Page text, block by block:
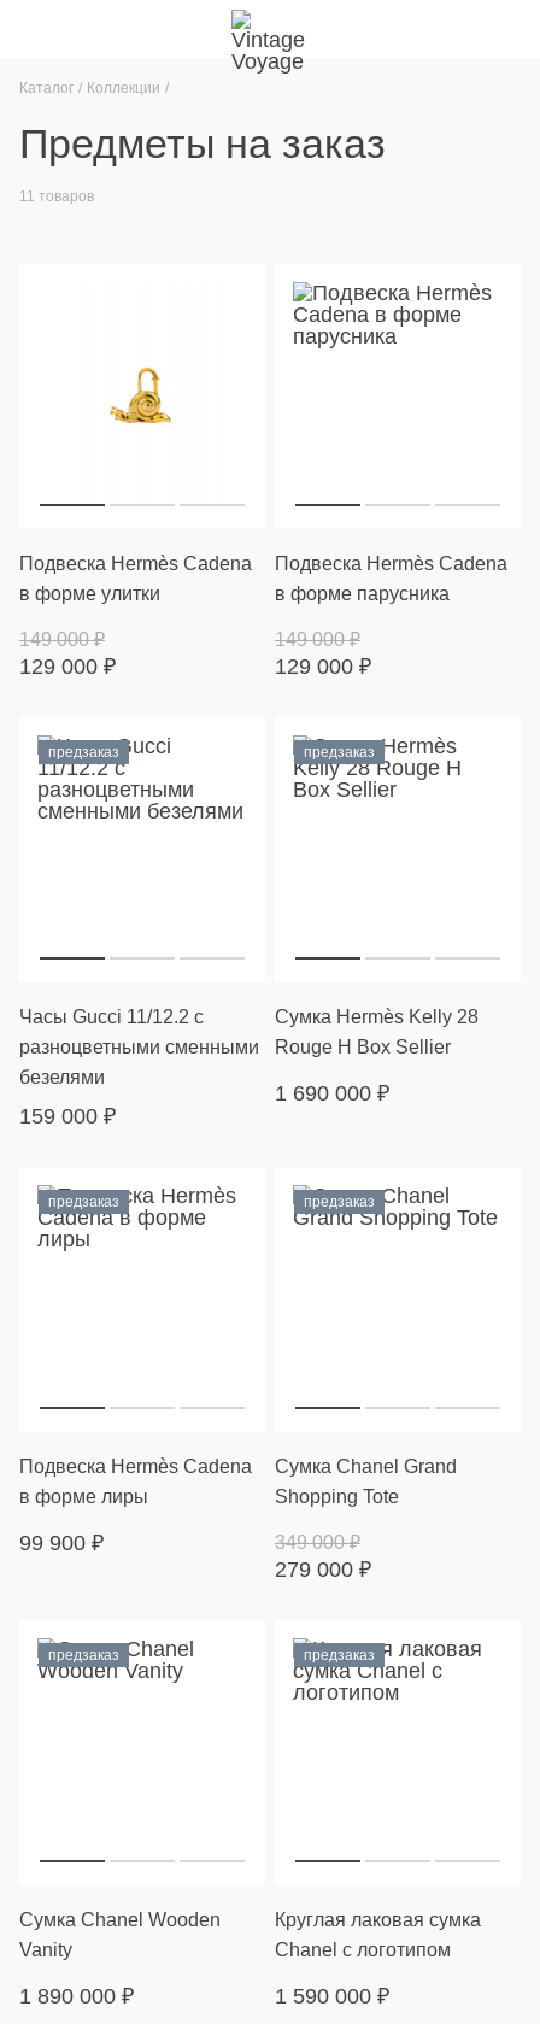
Каталог Коллекции
Предметы на заказ
11 товаров
Подвеска Hermès Cadena
в форме улитки
129 000 ₽
149 000₽
Подвеска Hermès Cadena
в форме парусника
129 000 ₽
149 000₽
предзаказ
Часы Gucci 11/12.2 с
разноцветными сменными
безелями
159 000 ₽
предзаказ
Cумка Hermès Kelly 28
Rouge H Box Sellier
1 690 000 ₽
предзаказ
Подвеска Hermès Cadena
в форме лиры
99 900 ₽
предзаказ
Сумка Chanel Grand
Shopping Tote
279 000 ₽
349 000₽
предзаказ
Сумка Chanel Wooden
Vanity
1 890 000 ₽
предзаказ
Круглая лаковая сумка
Chanel с логотипом
1 590 000 ₽